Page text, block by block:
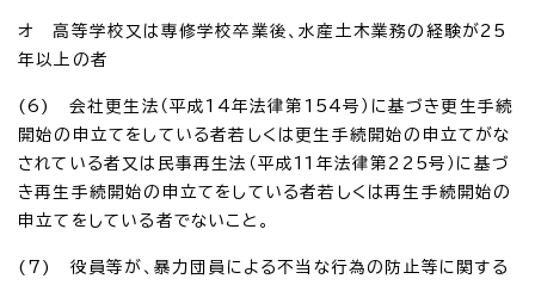
オ 高等学校又は専修学校卒業後、水産土木業務の経験が25
年以上の者
(6) 会社更生法（平成14年法律第154号）に基づき更生手続
開始の申立てをしている者若しくは更生手続開始の申立てがな
されている者又は民事再生法（平成11年法律第225号）に基づ
き再生手続開始の申立てをしている者若しくは再生手続開始の
申立てをしている者でないこと。
(7) 役員等が、暴力団員による不当な行為の防止等に関する